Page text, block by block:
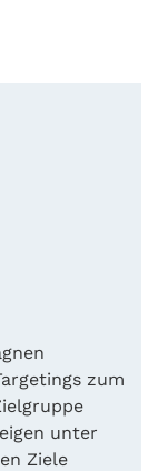
zum
unter
Ziele